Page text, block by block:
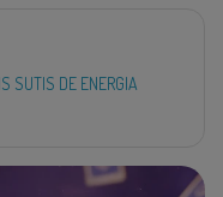
SUTIS DE ENERGIA